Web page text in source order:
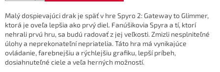
Malý dospievajúci drak je späť v hre Spyro 2: Gateway to Glimmer,
ktorá je oveľa lepšia ako prvý diel. Fanúšikovia Spyra a tí, ktorí
nehrali prvú hru, sa budú radovať z jej veľkosti.Zmizli nesplniteľné
úlohy a neprekonateľní nepriatelia.Táto hra má vynikajúce
ovládanie, farebnejšiu a rýchlejšiu grafiku, lepší príbeh,
dosiahnuteľné ciele a veľa herných možností.